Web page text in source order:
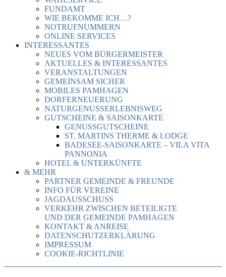
FUNDAMT
WIE BEKOMME ICH…?
NOTRUFNUMMERN
ONLINE SERVICES
INTERESSANTES
NEUES VOM BÜRGERMEISTER
AKTUELLES & INTERESSANTES
VERANSTALTUNGEN
GEMEINSAM SICHER
MOBILES PAMHAGEN
DORFERNEUERUNG
NATURGENUSSERLEBNISWEG
GUTSCHEINE & SAISONKARTE
GENUSSGUTSCHEINE
ST. MARTINS THERME & LODGE
BADESEE-SAISONKARTE – VILA VITA
PANNONIA
HOTEL & UNTERKÜNFTE
& MEHR
PARTNER GEMEINDE & FREUNDE
INFO FÜR VEREINE
JAGDAUSSCHUSS
VERKEHR ZWISCHEN BETEILIGTE
UND DER GEMEINDE PAMHAGEN
KONTAKT & ANREISE
DATENSCHUTZERKLÄRUNG
IMPRESSUM
COOKIE-RICHTLINIE